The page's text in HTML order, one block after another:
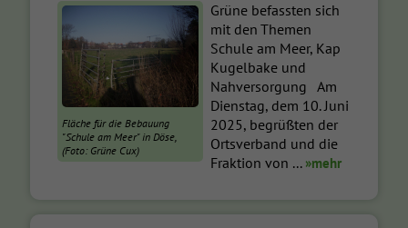
Fläche für die Bebauung
"Schule am Meer" in Döse,
(Foto: Grüne Cux)
Grüne befassten sich
mit den Themen
Schule am Meer, Kap
Kugelbake und
Nahversorgung Am
Dienstag, dem 10. Juni
2025, begrüßten der
Ortsverband und die
Fraktion von ... »mehr